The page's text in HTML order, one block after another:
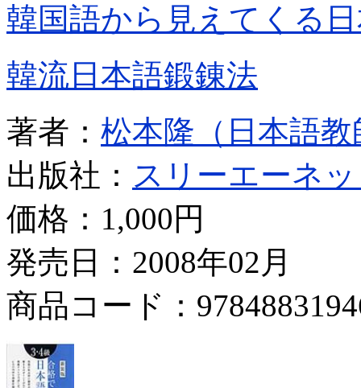
韓国語から見えてくる
韓流日本語鍛錬法
著者： 松本隆（日本語教
出版社： スリーエーネ
価格： 1,000円
発売日：2008年02月
商品コード：